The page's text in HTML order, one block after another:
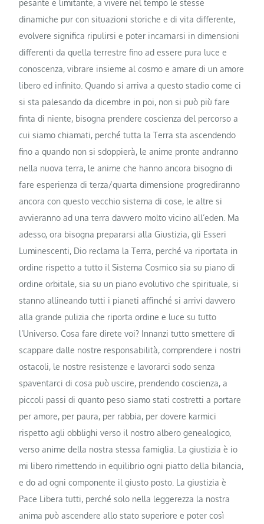
pesante e limitante, a vivere nel tempo le stesse
dinamiche pur con situazioni storiche e di vita differente,
evolvere significa ripulirsi e poter incarnarsi in dimensioni
differenti da quella terrestre fino ad essere pura luce e
conoscenza, vibrare insieme al cosmo e amare di un amore
libero ed infinito. Quando si arriva a questo stadio come ci
si sta palesando da dicembre in poi, non si può più fare
finta di niente, bisogna prendere coscienza del percorso a
cui siamo chiamati, perché tutta la Terra sta ascendendo
fino a quando non si sdoppierà, le anime pronte andranno
nella nuova terra, le anime che hanno ancora bisogno di
fare esperienza di terza/quarta dimensione progrediranno
ancora con questo vecchio sistema di cose, le altre si
avvieranno ad una terra davvero molto vicino all’eden. Ma
adesso, ora bisogna prepararsi alla Giustizia, gli Esseri
Luminescenti, Dio reclama la Terra, perché va riportata in
ordine rispetto a tutto il Sistema Cosmico sia su piano di
ordine orbitale, sia su un piano evolutivo che spirituale, si
stanno allineando tutti i pianeti affinché si arrivi davvero
alla grande pulizia che riporta ordine e luce su tutto
l’Universo. Cosa fare direte voi? Innanzi tutto smettere di
scappare dalle nostre responsabilità, comprendere i nostri
ostacoli, le nostre resistenze e lavorarci sodo senza
spaventarci di cosa può uscire, prendendo coscienza, a
piccoli passi di quanto peso siamo stati costretti a portare
per amore, per paura, per rabbia, per dovere karmici
rispetto agli obblighi verso il nostro albero genealogico,
verso anime della nostra stessa famiglia. La giustizia è io
mi libero rimettendo in equilibrio ogni piatto della bilancia,
e do ad ogni componente il giusto posto. La giustizia è
Pace Libera tutti, perché solo nella leggerezza la nostra
anima può ascendere allo stato superiore e poter così